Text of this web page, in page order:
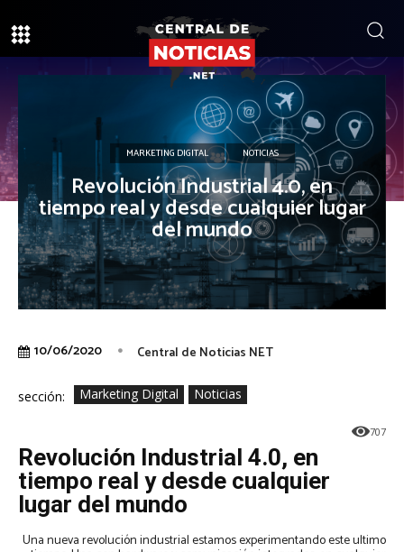
MARKETING DIGITAL NOTICIAS
Revolución Industrial 4.0, en
tiempo real y desde cualquier lugar
del mundo
10/06/2020 Central de Noticias NET
sección: Marketing Digital Noticias
707
Revolución Industrial 4.0, en
tiempo real y desde cualquier
lugar del mundo
Una nueva revolución industrial estamos experimentando este ultimo